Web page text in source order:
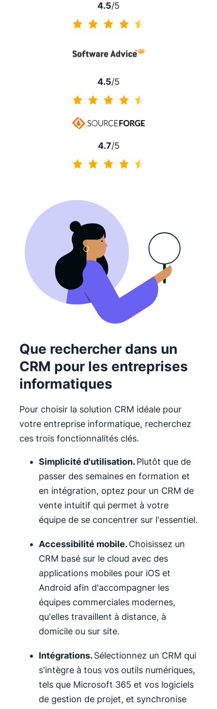
4.5/5
4.5/5
4.7/5
Que rechercher dans un
CRM pour les entreprises
informatiques
Pour choisir la solution CRM idéale pour
votre entreprise informatique, recherchez
ces trois fonctionnalités clés.
Simplicité d'utilisation.Plutôt que de
passer des semaines en formation et
en intégration, optez pour un CRM de
vente intuitif qui permet à votre
équipe de se concentrer sur l'essentiel.
Accessibilité mobile.Choisissez un
CRM basé sur le cloud avec des
applications mobiles pour iOS et
Android afin d'accompagner les
équipes commerciales modernes,
qu'elles travaillent à distance, à
domicile ou sur site.
Intégrations.Sélectionnez un CRM qui
s'intègre à tous vos outils numériques,
tels que Microsoft 365 et vos logiciels
de gestion de projet, et synchronise